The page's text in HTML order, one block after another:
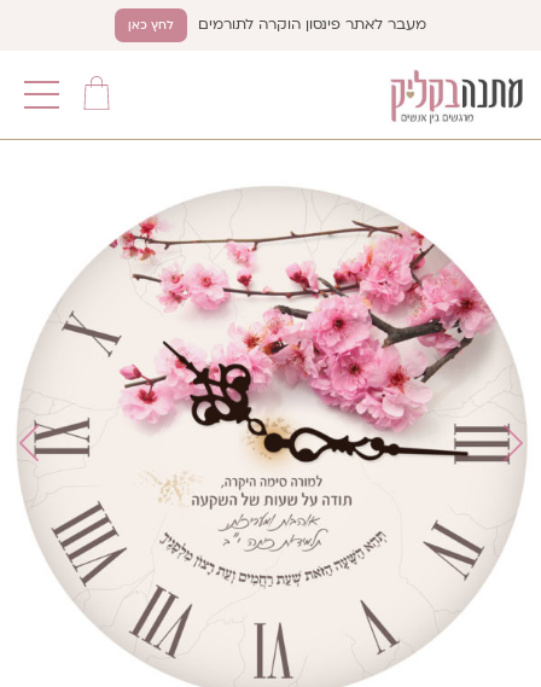
מעבר לאתר פינסון הוקרה לתורמים לחץ כאן
תפריט